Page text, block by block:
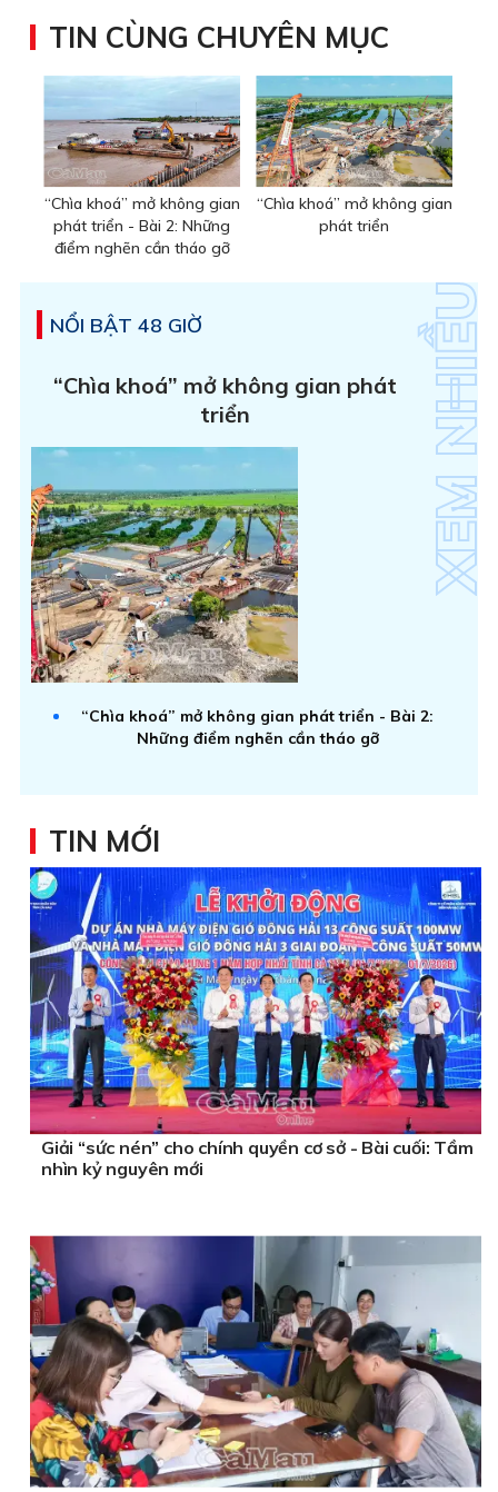
TIN CÙNG CHUYÊN MỤC
“Chìa khoá” mở không gian
phát triển - Bài 2: Những
điểm nghẽn cần tháo gỡ
“Chìa khoá” mở không gian
phát triển
NỔI BẬT 48 GIỜ
“Chìa khoá” mở không gian phát
triển
“Chìa khoá” mở không gian phát triển - Bài 2:
Những điểm nghẽn cần tháo gỡ
TIN MỚI
Giải “sức nén” cho chính quyền cơ sở - Bài cuối: Tầm
nhìn kỷ nguyên mới